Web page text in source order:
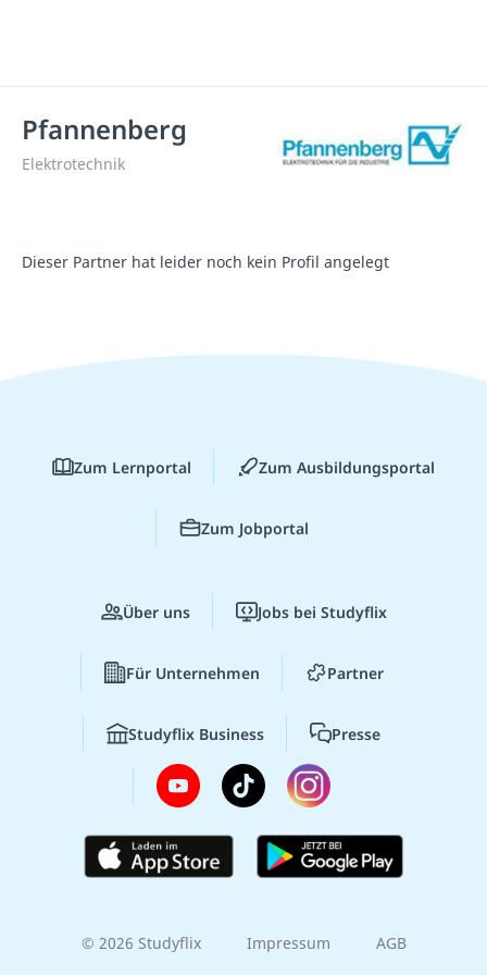
Pfannenberg
Elektrotechnik
Dieser Partner hat leider noch kein Profil angelegt
Zum Lernportal Zum Ausbildungsportal
Zum Jobportal
Über uns Jobs bei Studyflix
Für Unternehmen Partner
Studyflix Business Presse
© 2026 Studyflix Impressum AGB